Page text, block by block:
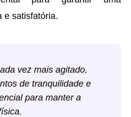
e satisfatória.
vez mais agitado,
de tranquilidade e
para manter a